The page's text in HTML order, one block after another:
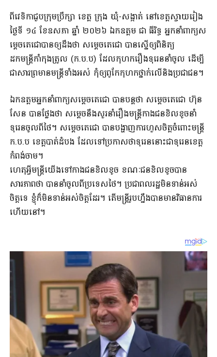
ពីវេទិកាជួបក្រុមប្រឹក្សា ខេត្ត ក្រុង ឃុំ-សង្កាត់ នៅខេត្តស្វាយរៀង
ថ្ងៃទី ១៤ ខែឧសភា ឆ្នាំ ២០២៦ ឯកឧត្តម ជា ធីរិទ្ធ អ្នកនាំពាក្យស
ម្តេចតេជោបានឲ្យដឹងថា សម្តេចតេជោ បានស្នើឲ្យពិនិត្យ
ដកមន្រ្តីកាំកុងត្រូល (ក.ប.ប) ដែលកុហករឿងទុរេននាំចូល ដេីម្បី
ជាសារព្រមានមន្រ្តីទាំងអស់ កុំឲ្យពូកែកុហកថ្នាក់លេីនិងប្រជាជន។
ឯកឧត្តមអ្នកនាំពាក្យសម្ដេចតេជោ បានបន្តថា សម្តេចតេជោ ហ៊ុន
សែន បានថ្លែងថា សម្តេចនឹងសួរនាំរឿងមន្ត្រីកាង​ជនខិល​ខូចនាំ​
ទុរេន​ចូលពីថៃ។ សម្តេចតេជោ បានបង្ហាញការហួសចិត្តចំពោះមន្ត្រី
ក.ប.ប ខេត្តបាត់ដំបង ដែលទៅប្រកាសថាទុរេននោះជាទុរេនខេត្ត
កំពង់ចាម។
ហេតុអ្វីមន្ត្រីយើងទៅកាងជនខិលខូច ខណៈជនខិលខូចបាន
សារភាពថា បាននាំចូលពីប្រទេសថៃ។ ប្រជាពលរដ្ឋមិនទាន់អស់
ចិត្តទេ ខ្ញុំក៏មិនទាន់អស់ចិត្តដែរ។ តើមន្ត្រីរូបហ្នឹងបានមានវិធានការ
ហើយនៅ។